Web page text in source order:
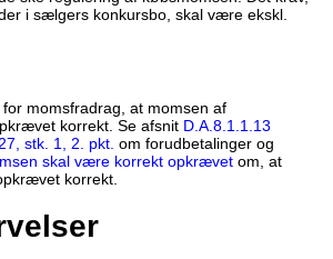
i sælgers konkursbo, skal være ekskl.
momsfradrag, at momsen af
korrekt. Se afsnit D.A.8.1.1.13
stk. 1, 2. pkt. om forudbetalinger og
skal være korrekt opkrævetom, at
korrekt.